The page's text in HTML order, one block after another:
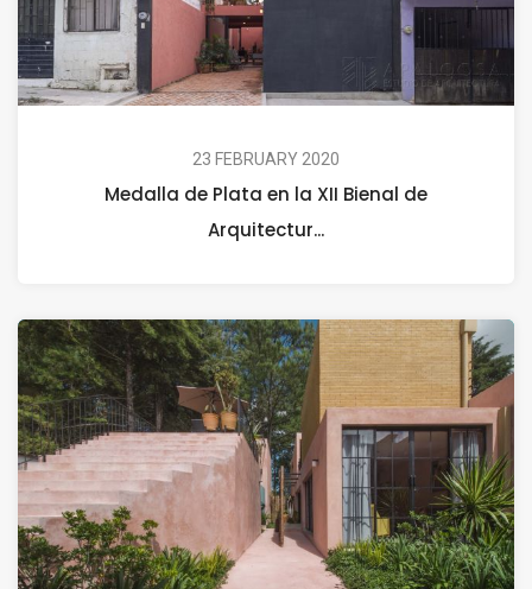
23 FEBRUARY 2020
Medalla de Plata en la XII Bienal de
Arquitectur...